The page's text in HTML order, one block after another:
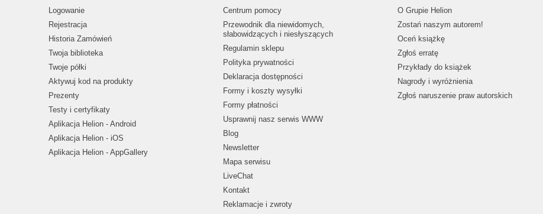
Logowanie
Rejestracja
Historia Zamówień
Twoja biblioteka
Twoje półki
Aktywuj kod na produkty
Prezenty
Testy i certyfikaty
Aplikacja Helion - Android
Aplikacja Helion - iOS
Aplikacja Helion - AppGallery
Centrum pomocy
Przewodnik dla niewidomych,
słabowidzących i niesłyszących
Regulamin sklepu
Polityka prywatności
Deklaracja dostępności
Formy i koszty wysyłki
Formy płatności
Usprawnij nasz serwis WWW
Blog
Newsletter
Mapa serwisu
LiveChat
Kontakt
Reklamacje i zwroty
O Grupie Helion
Zostań naszym autorem!
Oceń książkę
Zgłoś erratę
Przykłady do książek
Nagrody i wyróżnienia
Zgłoś naruszenie praw autorskich